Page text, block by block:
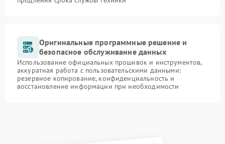
Оригинальные программные решение и
безопасное обслуживание данных
Использование официальных прошивок и инструментов,
аккуратная работа с пользовательскими данными:
резервное копирование, конфиденциальность и
восстановление информации при необходимости